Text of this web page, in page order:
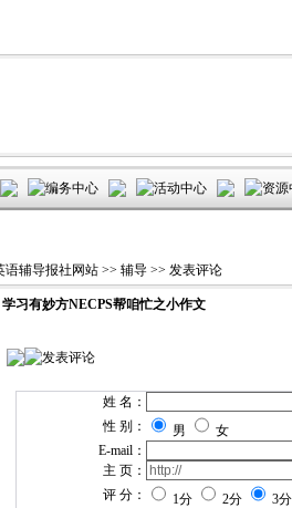
语辅导报社网站>> 辅导>> 发表评论
习有妙方NECPS帮咱忙之小作文
姓 名：
性 别：
男
女
E-mail：
主 页：
评 分：
1分 2分 3